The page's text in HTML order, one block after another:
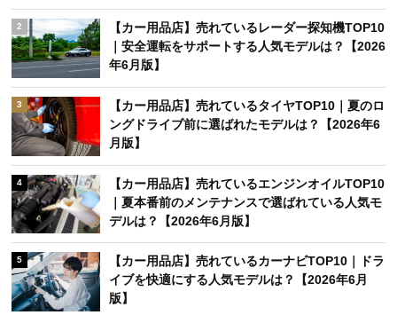
2
【カー用品店】売れているレーダー探知機TOP10
｜安全運転をサポートする人気モデルは？【2026
年6月版】
3
【カー用品店】売れているタイヤTOP10｜夏のロ
ングドライブ前に選ばれたモデルは？【2026年6
月版】
4
【カー用品店】売れているエンジンオイルTOP10
｜夏本番前のメンテナンスで選ばれている人気モ
デルは？【2026年6月版】
5
【カー用品店】売れているカーナビTOP10｜ドラ
イブを快適にする人気モデルは？【2026年6月
版】